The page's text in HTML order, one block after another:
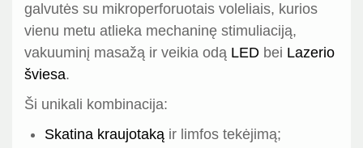
galvutės su mikroperforuotais voleliais, kurios
vienu metu atlieka mechaninę stimuliaciją,
vakuuminį masažą ir veikia odą LED bei Lazerio
šviesa.
Ši unikali kombinacija:
Skatina kraujotaką ir limfos tekėjimą;